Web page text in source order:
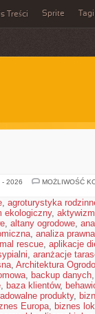
Treści Sprite Tagi
- 2026
MOŻLIWOŚĆ
, agroturystyka
ekologiczny,
, altany ogrodowe,
, analiza
rescue, aplikacje
, aranżacje
, Architektura
, backup danych
, baza klientów,
produkty,
Europa, biznes